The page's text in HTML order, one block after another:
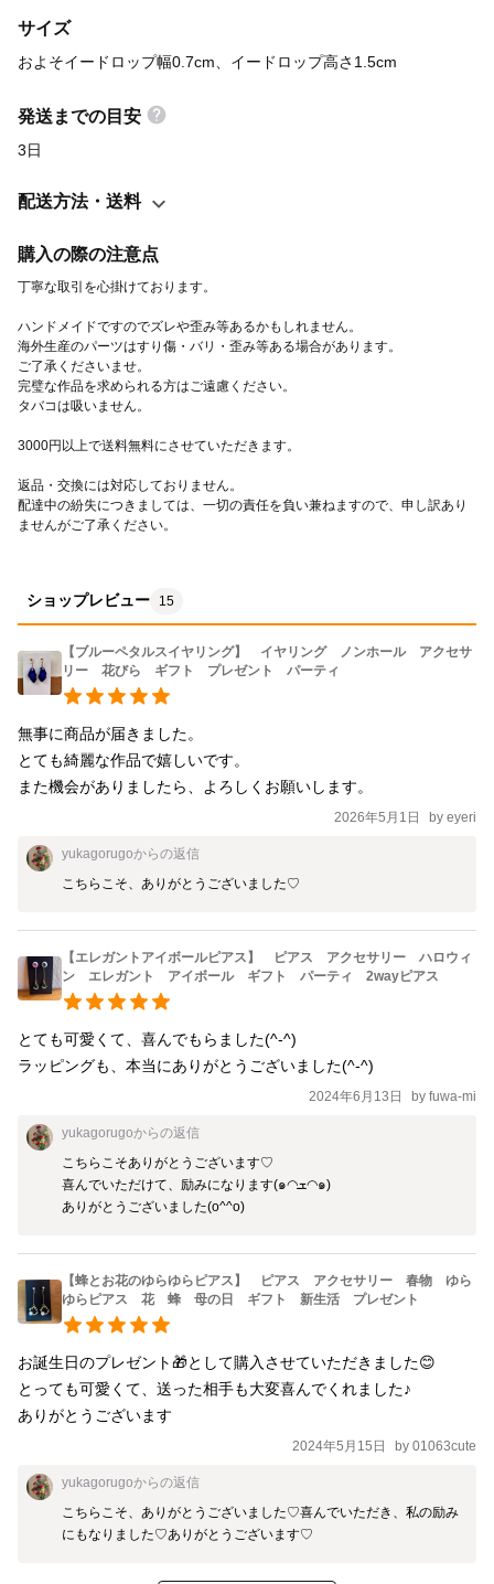
サイズ
およそイードロップ幅0.7cm、イードロップ高さ1.5cm
発送までの目安
3日
配送方法・送料
購入の際の注意点
丁寧な取引を心掛けております。
ハンドメイドですのでズレや歪み等あるかもしれません。
海外生産のパーツはすり傷・バリ・歪み等ある場合があります。
ご了承くださいませ。
完璧な作品を求められる方はご遠慮ください。
タバコは吸いません。
3000円以上で送料無料にさせていただきます。
返品・交換には対応しておりません。
配達中の紛失につきましては、一切の責任を負い兼ねますので、申し訳あり
ませんがご了承ください。
ショップレビュー 15
【ブルーペタルスイヤリング】 イヤリング ノンホール アクセサ
リー 花びら ギフト プレゼント パーティ
無事に商品が届きました。
とても綺麗な作品で嬉しいです。
また機会がありましたら、よろしくお願いします。
2026年5月1日 by eyeri
yukagorugoからの返信
こちらこそ、ありがとうございました♡
【エレガントアイボールピアス】 ピアス アクセサリー ハロウィ
ン エレガント アイボール ギフト パーティ 2wayピアス
とても可愛くて、喜んでもらました(^-^)
ラッピングも、本当にありがとうございました(^-^)
2024年6月13日 by fuwa-mi
yukagorugoからの返信
こちらこそありがとうございます♡
喜んでいただけて、励みになります(๑◠ܫ◠๑)
ありがとうございました(o^^o)
【蜂とお花のゆらゆらピアス】 ピアス アクセサリー 春物 ゆら
ゆらピアス 花 蜂 母の日 ギフト 新生活 プレゼント
お誕生日のプレゼント🎁として購入させていただきました😊
とっても可愛くて、送った相手も大変喜んでくれました♪
ありがとうございます
2024年5月15日 by 01063cute
yukagorugoからの返信
こちらこそ、ありがとうございました♡喜んでいただき、私の励み
にもなりました♡ありがとうございます♡